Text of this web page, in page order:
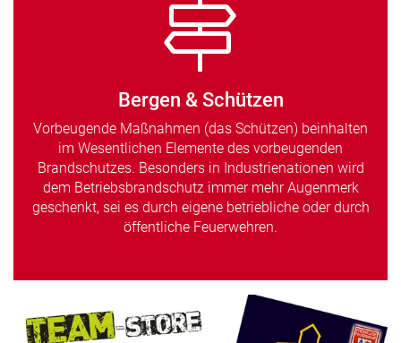
Bergen & Schützen
Vorbeugende Maßnahmen (das Schützen) beinhalten
im Wesentlichen Elemente des vorbeugenden
Brandschutzes. Besonders in Industrienationen wird
dem Betriebsbrandschutz immer mehr Augenmerk
geschenkt, sei es durch eigene betriebliche oder durch
öffentliche Feuerwehren.